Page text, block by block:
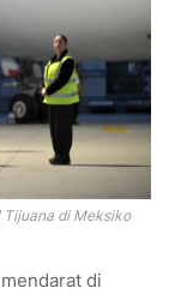
Tijuana di Meksiko
di